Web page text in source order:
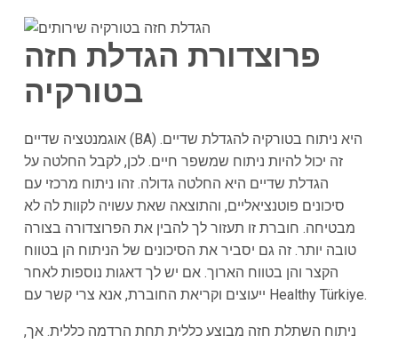
פרוצדורת הגדלת חזה
בטורקיה
אוגמנטציה שדיים (BA) היא ניתוח בטורקיה להגדלת שדיים.
זה יכול להיות ניתוח שמשפר חיים. לכן, לקבל החלטה על
הגדלת שדיים היא החלטה גדולה. זהו ניתוח מרכזי עם
סיכונים פוטנציאליים, והתוצאה שאת עשויה לקוות לה לא
מבטיחה. חוברת זו תעזור לך להבין את הפרוצדורה בצורה
טובה יותר. זה גם יסביר את הסיכונים של הניתוח הן בטווח
הקצר והן בטווח הארוך. אם יש לך דאגות נוספות לאחר
ייעוצים וקריאת החוברת, אנא צרי קשר עם Healthy Türkiye.
ניתוח השתלת חזה מבוצע כללית תחת הרדמה כללית. אך,